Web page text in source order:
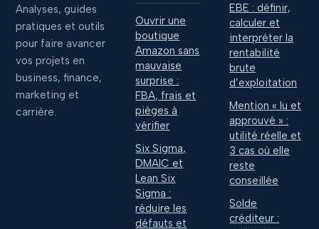
Analyses, guides
pratiques et outils
pour faire avancer
vos projets en
business, finance,
marketing et
carrière.
Ouvrir une
boutique
Amazon sans
mauvaise
surprise :
FBA, frais et
pièges à
vérifier
Six Sigma,
DMAIC et
Lean Six
Sigma :
réduire les
défauts et
EBE : définir,
calculer et
interpréter la
rentabilité
brute
d’exploitation
Mention « lu et
approuvé » :
utilité réelle et
3 cas où elle
reste
conseillée
Solde
créditeur :